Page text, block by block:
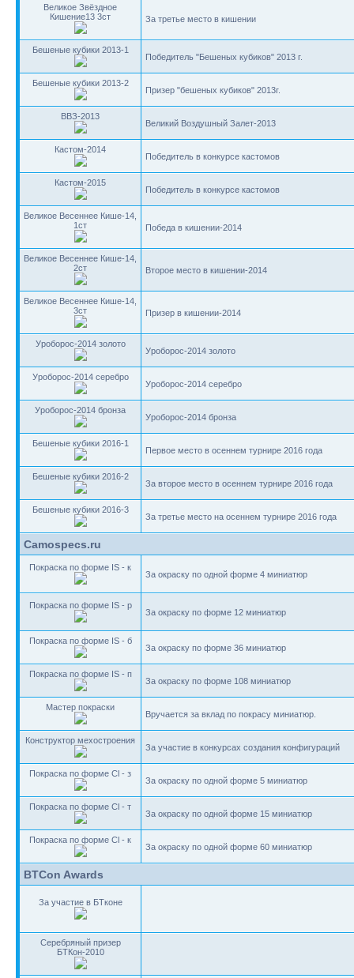
Великое Звёздное
Кишение13 3ст
За третье место в кишении
Бешеные кубики 2013-1
Победитель "Бешеных кубиков" 2013 г.
Бешеные кубики 2013-2
Призер "бешеных кубиков" 2013г.
ВВЗ-2013
Великий Воздушный Залет-2013
Кастом-2014
Победитель в конкурсе кастомов
Кастом-2015
Победитель в конкурсе кастомов
Великое Весеннее Кише-14,
1ст
Победа в кишении-2014
Великое Весеннее Кише-14,
2ст
Второе место в кишении-2014
Великое Весеннее Кише-14,
3ст
Призер в кишении-2014
Уроборос-2014 золото
Уроборос-2014 золото
Уроборос-2014 серебро
Уроборос-2014 серебро
Уроборос-2014 бронза
Уроборос-2014 бронза
Бешеные кубики 2016-1
Первое место в осеннем турнире 2016 года
Бешеные кубики 2016-2
За второе место в осеннем турнире 2016 года
Бешеные кубики 2016-3
За третье место на осеннем турнире 2016 года
Camospecs.ru
Покраска по форме IS - к
За окраску по одной форме 4 миниатюр
Покраска по форме IS - р
За окраску по форме 12 миниатюр
Покраска по форме IS - б
За окраску по форме 36 миниатюр
Покраска по форме IS - п
За окраску по форме 108 миниатюр
Мастер покраски
Вручается за вклад по покрасу миниатюр.
Конструктор мехостроения
За участие в конкурсах создания конфигураций
Покраска по форме Cl - з
За окраску по одной форме 5 миниатюр
Покраска по форме Cl - т
За окраску по одной форме 15 миниатюр
Покраска по форме Cl - к
За окраску по одной форме 60 миниатюр
BTCon Awards
За участие в БТконе
Серебряный призер
БТКон-2010